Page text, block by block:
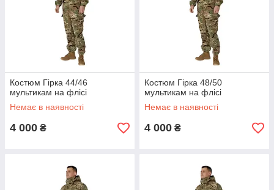
Костюм Гірка 44/46
мультикам на флісі
Немає в наявності
4 000 ₴
Костюм Гірка 48/50
мультикам на флісі
Немає в наявності
4 000 ₴